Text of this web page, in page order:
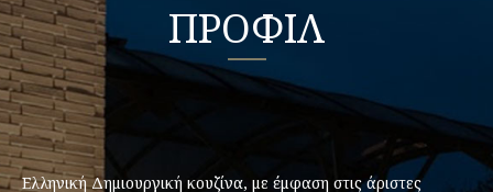
ΠΡΟΦΙΛ
Ελληνική Δημιουργική κουζίνα, με έμφαση στις άριστες